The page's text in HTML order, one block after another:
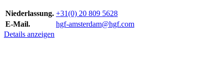
Niederlassung. +31(0) 20 809 5628
E-Mail.
hgf-amsterdam@hgf.com
Details anzeigen